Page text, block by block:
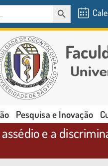
SEARCH BUTTON
Pesquisa e Inovação
e a